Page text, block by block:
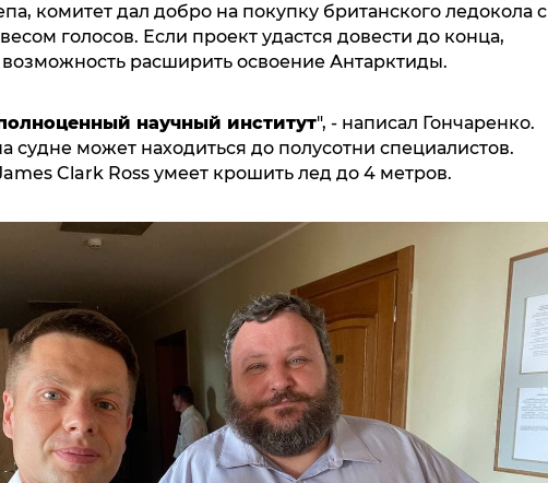
комитет дал добро на покупку британского ледокола с
голосов. Если проект удастся довести до конца,
расширить освоение Антарктиды.
научный институт", - написал Гончаренко.
судне может находиться до полусотни специалистов.
Clark Ross умеет крошить лед до 4 метров.